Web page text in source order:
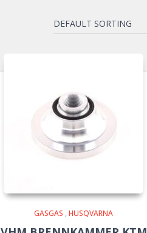
GASGAS , HUSQVARNA